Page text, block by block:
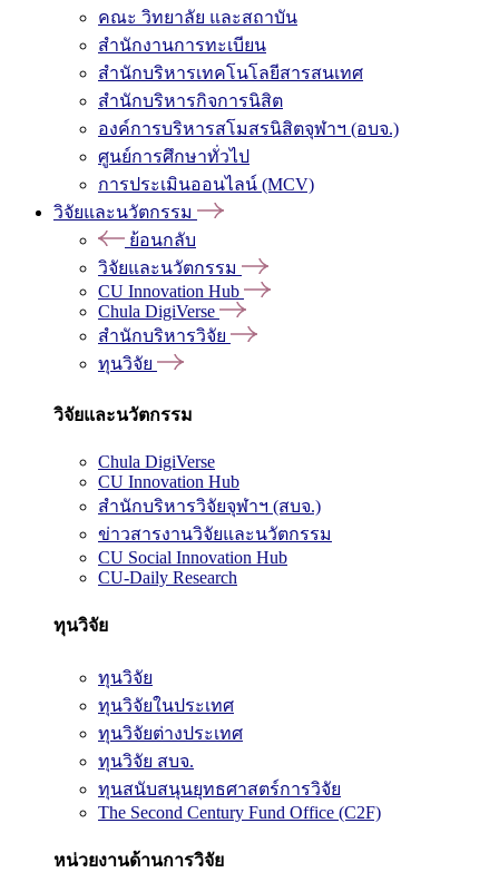
คณะ วิทยาลัย และสถาบัน
สำนักงานการทะเบียน
สำนักบริหารเทคโนโลยีสารสนเทศ
สำนักบริหารกิจการนิสิต
องค์การบริหารสโมสรนิสิตจุฬาฯ (อบจ.)
ศูนย์การศึกษาทั่วไป
การประเมินออนไลน์ (MCV)
วิจัยและนวัตกรรม
ย้อนกลับ
วิจัยและนวัตกรรม
CU Innovation Hub
Chula DigiVerse
สำนักบริหารวิจัย
ทุนวิจัย
วิจัยและนวัตกรรม
Chula DigiVerse
CU Innovation Hub
สำนักบริหารวิจัยจุฬาฯ (สบจ.)
ข่าวสารงานวิจัยและนวัตกรรม
CU Social Innovation Hub
CU-Daily Research
ทุนวิจัย
ทุนวิจัย
ทุนวิจัยในประเทศ
ทุนวิจัยต่างประเทศ
ทุนวิจัย สบจ.
ทุนสนับสนุนยุทธศาสตร์การวิจัย
The Second Century Fund Office (C2F)
หน่วยงานด้านการวิจัย